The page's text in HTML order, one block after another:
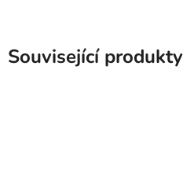
Související produkty